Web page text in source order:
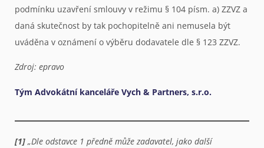
podmínku uzavření smlouvy v režimu § 104 písm. a) ZZVZ a
daná skutečnost by tak pochopitelně ani nemusela být
uváděna v oznámení o výběru dodavatele dle § 123 ZZVZ.
Zdroj: epravo
Tým Advokátní kanceláře Vych & Partners, s.r.o.
[1] „Dle odstavce 1 předně může zadavatel, jako další